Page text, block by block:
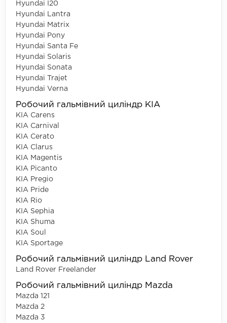
Hyundai I20
Hyundai Lantra
Hyundai Matrix
Hyundai Pony
Hyundai Santa Fe
Hyundai Solaris
Hyundai Sonata
Hyundai Trajet
Hyundai Verna
Робочий гальмівний циліндр KIA
KIA Carens
KIA Carnival
KIA Cerato
KIA Clarus
KIA Magentis
KIA Picanto
KIA Pregio
KIA Pride
KIA Rio
KIA Sephia
KIA Shuma
KIA Soul
KIA Sportage
Робочий гальмівний циліндр Land Rover
Land Rover Freelander
Робочий гальмівний циліндр Mazda
Mazda 121
Mazda 2
Mazda 3